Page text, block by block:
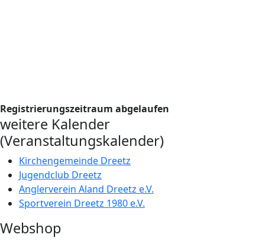
Registrierungszeitraum abgelaufen
weitere Kalender
(Veranstaltungskalender)
Kirchengemeinde Dreetz
Jugendclub Dreetz
Anglerverein Aland Dreetz e.V.
Sportverein Dreetz 1980 e.V.
Webshop